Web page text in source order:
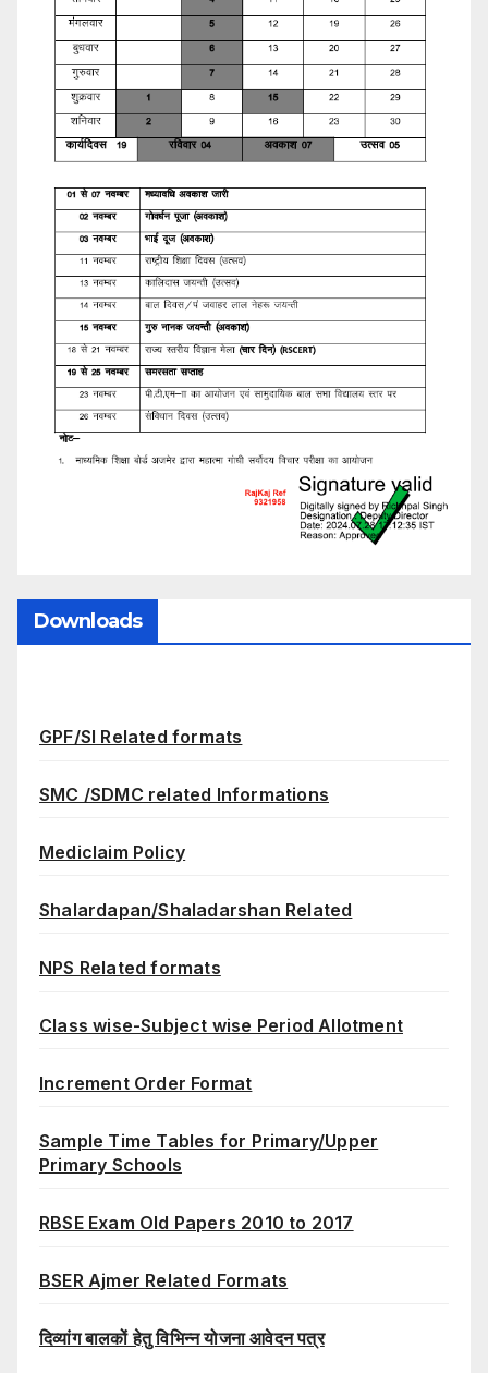
Downloads
GPF/SI Related formats
SMC /SDMC related Informations
Mediclaim Policy
Shalardapan/Shaladarshan Related
NPS Related formats
Class wise-Subject wise Period Allotment
Increment Order Format
Sample Time Tables for Primary/Upper
Primary Schools
RBSE Exam Old Papers 2010 to 2017
BSER Ajmer Related Formats
दिव्यांग बालकों हेतु विभिन्न योजना आवेदन पत्र